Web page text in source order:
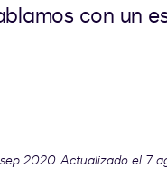
con un
2020. Actualizado el 7